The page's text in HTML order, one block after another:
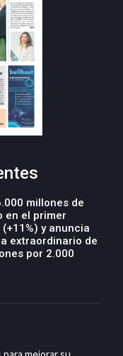
millones de
en el primer
y anuncia
extraordinario de
por 2.000
modelo global